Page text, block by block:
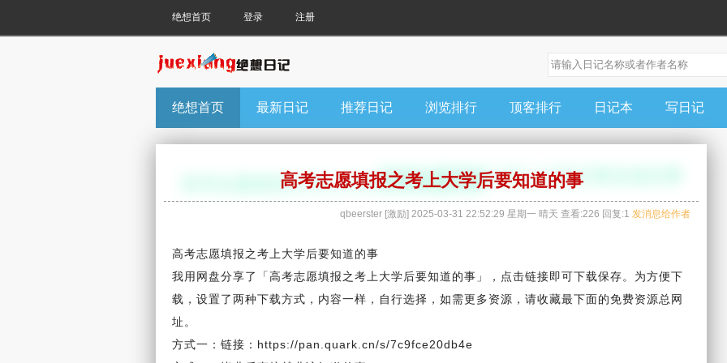
绝想首页 登录 注册
绝想首页 最新日记 推荐日记 浏览排行 顶客排行 日记本 写日记
高考志愿填报之考上大学后要知道的事
qbeerster [激励] 2025-03-31 22:52:29 星期一 晴天 查看:226 回复:1 发消息给作者
高考志愿填报之考上 大学后要知道的事
我用网盘分享了「高考志愿填报之考上大学后要知道的事」，点击链接即可下载保存。为方便下
载，设置了两种下载方式，内容一样，自行选择 ，如需更多资源，请收藏最下面的免费资源总网
址。
方式一：链接：https://pan.quark.cn/s/7c9fce20db4e